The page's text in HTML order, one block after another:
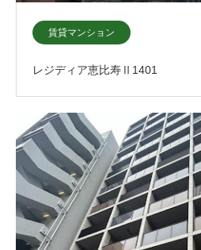
賃貸マンション
レジディア恵比寿Ⅱ1401